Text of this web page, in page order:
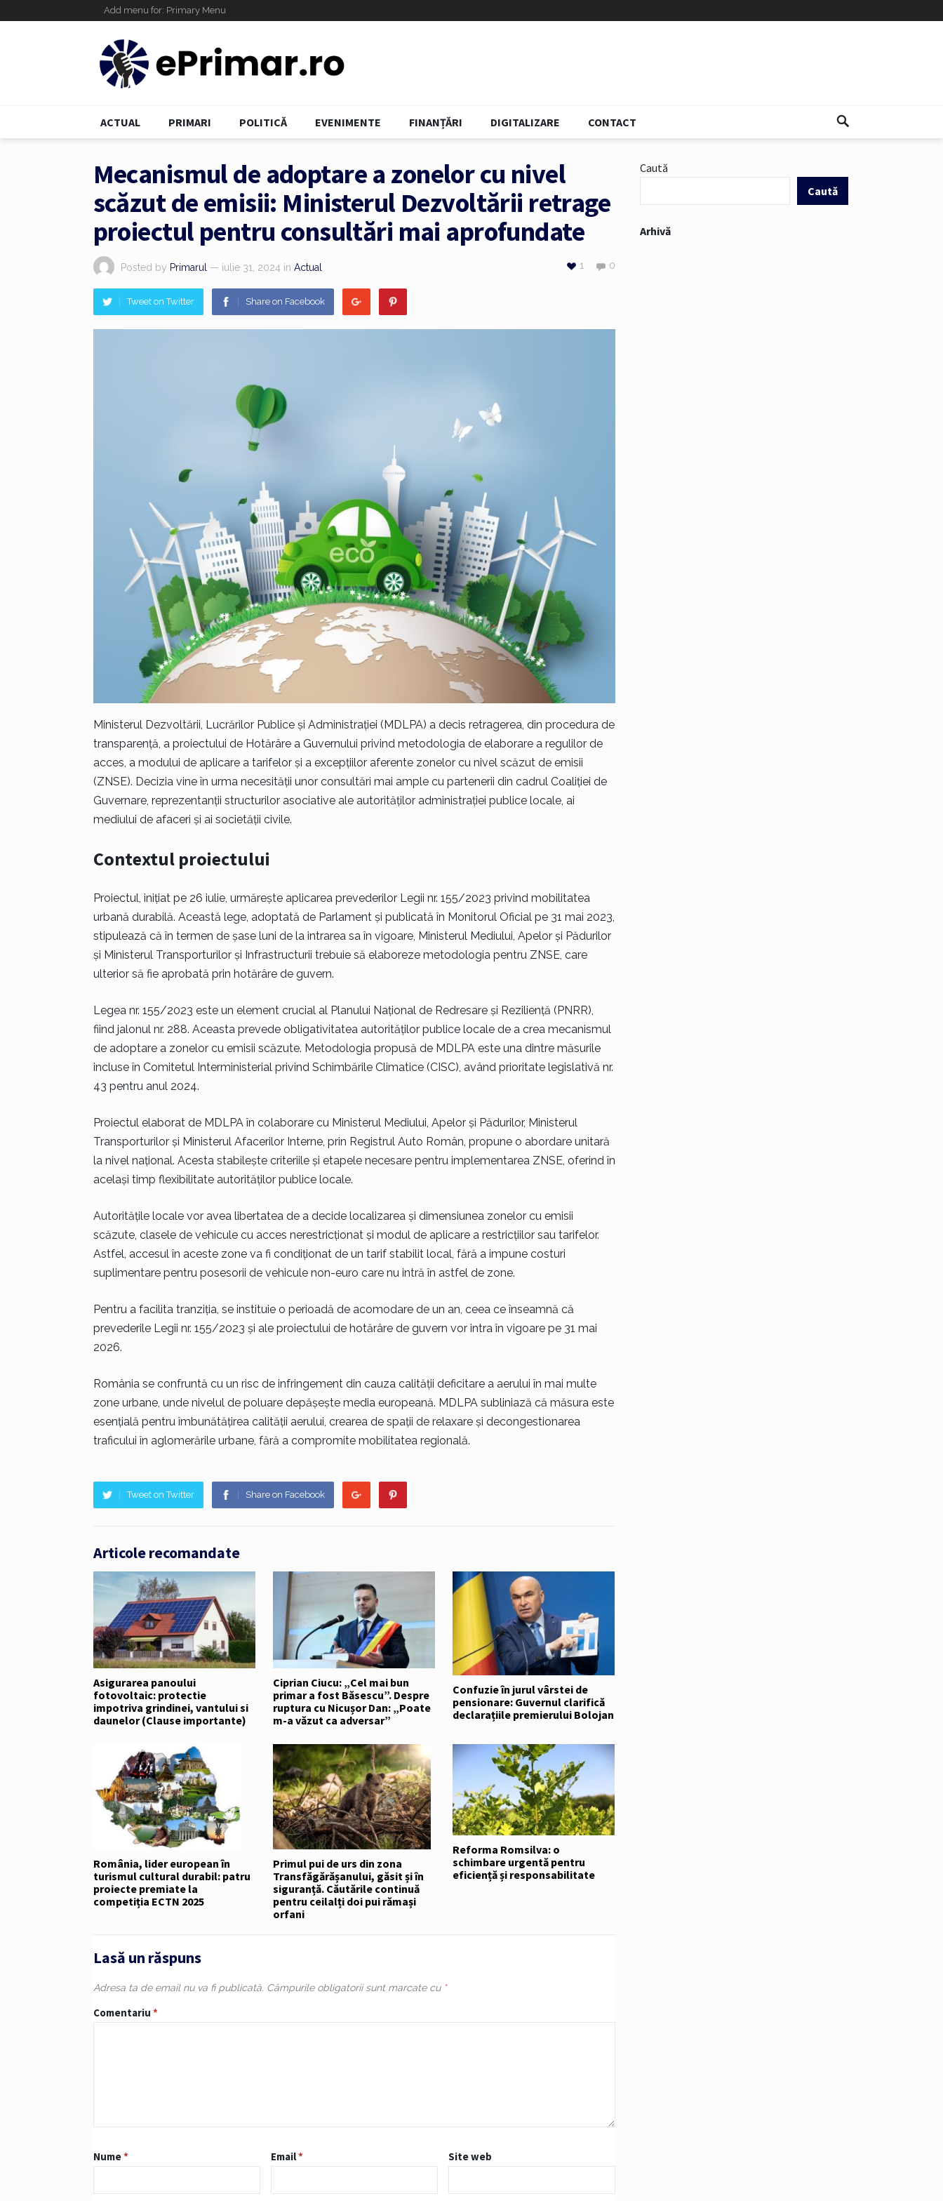
Add menu for: Primary Menu
ACTUAL PRIMARI POLITICĂ EVENIMENTE FINANȚĂRI DIGITALIZARE CONTACT
Mecanismul de adoptare a zonelor cu nivel
scăzut de emisii: Ministerul Dezvoltării retrage
proiectul pentru consultări mai aprofundate
Posted by Primarul — iulie 31, 2024 in Actual 0
1
Tweet on Twitter Share on Facebook
Ministerul Dezvoltării, Lucrărilor Publice și Administrației (MDLPA) a decis retragerea, din procedura de
transparență, a proiectului de Hotărâre a Guvernului privind metodologia de elaborare a regulilor de
acces, a modului de aplicare a tarifelor și a excepțiilor aferente zonelor cu nivel scăzut de emisii
(ZNSE). Decizia vine în urma necesității unor consultări mai ample cu partenerii din cadrul Coaliției de
Guvernare, reprezentanții structurilor asociative ale autorităților administrației publice locale, ai
mediului de afaceri și ai societății civile.
Contextul proiectului
Proiectul, inițiat pe 26 iulie, urmărește aplicarea prevederilor Legii nr. 155/2023 privind mobilitatea
urbană durabilă. Această lege, adoptată de Parlament și publicată în Monitorul Oficial pe 31 mai 2023,
stipulează că în termen de șase luni de la intrarea sa în vigoare, Ministerul Mediului, Apelor și Pădurilor
și Ministerul Transporturilor și Infrastructurii trebuie să elaboreze metodologia pentru ZNSE, care
ulterior să fie aprobată prin hotărâre de guvern.
Legea nr. 155/2023 este un element crucial al Planului Național de Redresare și Reziliență (PNRR),
fiind jalonul nr. 288. Aceasta prevede obligativitatea autorităților publice locale de a crea mecanismul
de adoptare a zonelor cu emisii scăzute. Metodologia propusă de MDLPA este una dintre măsurile
incluse în Comitetul Interministerial privind Schimbările Climatice (CISC), având prioritate legislativă nr.
43 pentru anul 2024.
Proiectul elaborat de MDLPA în colaborare cu Ministerul Mediului, Apelor și Pădurilor, Ministerul
Transporturilor și Ministerul Afacerilor Interne, prin Registrul Auto Român, propune o abordare unitară
la nivel național. Acesta stabilește criteriile și etapele necesare pentru implementarea ZNSE, oferind în
același timp flexibilitate autorităților publice locale.
Autoritățile locale vor avea libertatea de a decide localizarea și dimensiunea zonelor cu emisii
scăzute, clasele de vehicule cu acces nerestricționat și modul de aplicare a restricțiilor sau tarifelor.
Astfel, accesul în aceste zone va fi condiționat de un tarif stabilit local, fără a impune costuri
suplimentare pentru posesorii de vehicule non-euro care nu intră în astfel de zone.
Pentru a facilita tranziția, se instituie o perioadă de acomodare de un an, ceea ce înseamnă că
prevederile Legii nr. 155/2023 și ale proiectului de hotărâre de guvern vor intra în vigoare pe 31 mai
2026.
România se confruntă cu un risc de infringement din cauza calității deficitare a aerului în mai multe
zone urbane, unde nivelul de poluare depășește media europeană. MDLPA subliniază că măsura este
esențială pentru îmbunătățirea calității aerului, crearea de spații de relaxare și decongestionarea
traficului în aglomerările urbane, fără a compromite mobilitatea regională.
Tweet on Twitter Share on Facebook
Articole recomandate
Asigurarea panoului
fotovoltaic: protectie
impotriva grindinei, vantului si
daunelor (Clause importante)
Ciprian Ciucu: „Cel mai bun
primar a fost Băsescu”. Despre
ruptura cu Nicușor Dan: „Poate
m-a văzut ca adversar”
Confuzie în jurul vârstei de
pensionare: Guvernul clarifică
declarațiile premierului Bolojan
România, lider european în
turismul cultural durabil: patru
proiecte premiate la
competiția ECTN 2025
Primul pui de urs din zona
Transfăgărășanului, găsit și în
siguranță. Căutările continuă
pentru ceilalți doi pui rămași
orfani
Reforma Romsilva: o
schimbare urgentă pentru
eficiență și responsabilitate
Lasă un răspuns
Adresa ta de email nu va fi publicată. Câmpurile obligatorii sunt marcate cu *
Comentariu *
Nume* Email* Site web
Caută
Caută
Arhivă